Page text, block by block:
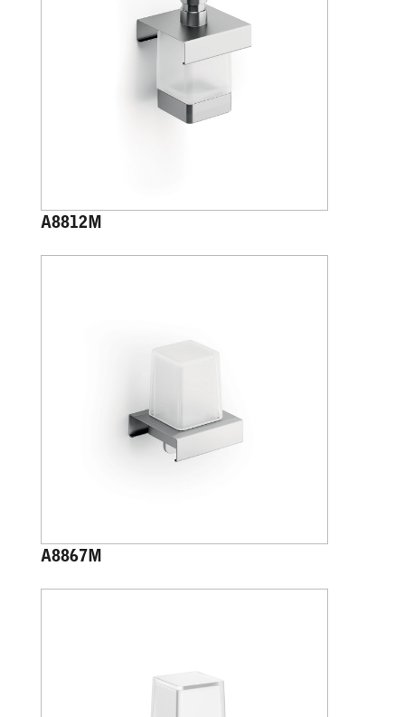
A8812M
A8867M